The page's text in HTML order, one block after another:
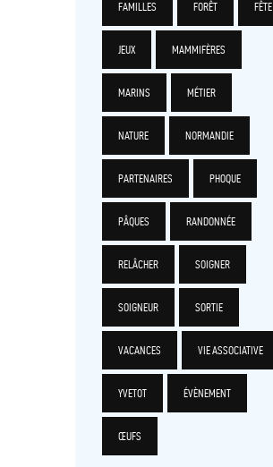
FAMILLES FORÊT FÊTE
JEUX MAMMIFÈRES
MARINS MÉTIER
NATURE NORMANDIE
PARTENAIRES PHOQUE
PÂQUES RANDONNÉE
RELÂCHER SOIGNER
SOIGNEUR SORTIE
VACANCES VIE ASSOCIATIVE
YVETOT ÉVÈNEMENT
ŒUFS